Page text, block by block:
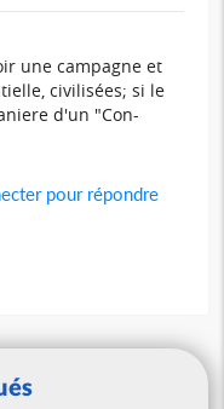
une campagne et
civilisées; si le
d'un "Con-
pour répondre